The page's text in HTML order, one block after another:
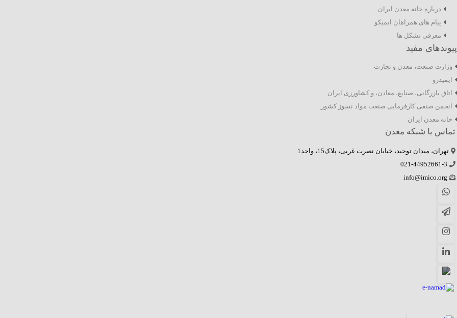
درباره خانه معدن ایران
پیام های همراهان ایمیکو
معرفی تشکل ها
پیوندهای مفید
وزارت صنعت، معدن و تجارت
ایمیدرو
اتاق بازرگانی، صنایع، معادن، و کشاورزی ایران
انجمن صنفی کارفرمایی صنعت مواد نسوز کشور
خانه معدن ایران
تماس با شبکه معدن
تهران، میدان توحید، خیابان نصرت غربی، پلاک15، واحد1
021-44952661-3
info@imico.org